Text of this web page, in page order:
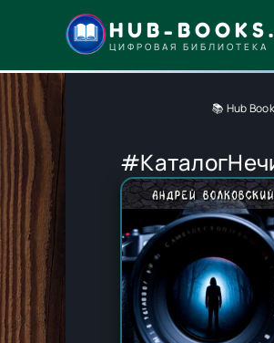
HUB-
ЦИФРОВАЯ БИБЛИОТЕКА
📚 Hub